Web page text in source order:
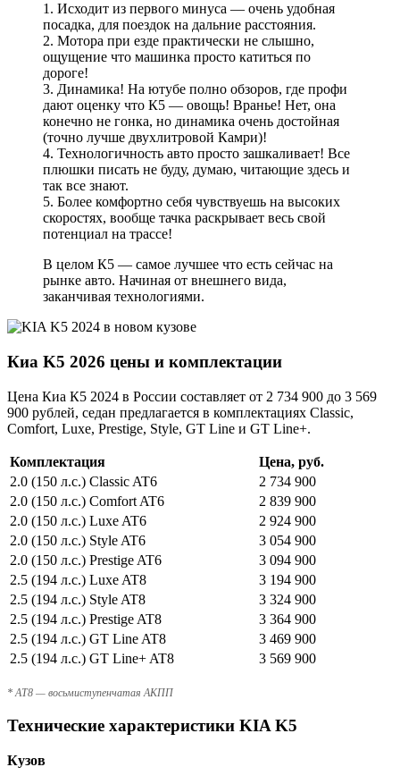
1. Исходит из первого минуса — очень удобная
посадка, для поездок на дальние расстояния.
2. Мотора при езде практически не слышно,
ощущение что машинка просто катиться по
дороге!
3. Динамика! На ютубе полно обзоров, где профи
дают оценку что К5 — овощь! Вранье! Нет, она
конечно не гонка, но динамика очень достойная
(точно лучше двухлитровой Камри)!
4. Технологичность авто просто зашкаливает! Все
плюшки писать не буду, думаю, читающие здесь и
так все знают.
5. Более комфортно себя чувствуешь на высоких
скоростях, вообще тачка раскрывает весь свой
потенциал на трассе!
В целом К5 — самое лучшее что есть сейчас на
рынке авто. Начиная от внешнего вида,
заканчивая технологиями.
Киа K5 2026 цены и комплектации
Цена Киа К5 2024 в России составляет от 2 734 900 до 3 569
900 рублей, седан предлагается в комплектациях Classic,
Comfort, Luxe, Prestige, Style, GT Line и GT Line+.
Комплектация
Цена, руб.
2.0 (150 л.с.) Classic AT6
2 734 900
2.0 (150 л.с.) Comfort AT6
2 839 900
2.0 (150 л.с.) Luxe AT6
2 924 900
2.0 (150 л.с.) Style AT6
3 054 900
2.0 (150 л.с.) Prestige AT6
3 094 900
2.5 (194 л.с.) Luxe AT8
3 194 900
2.5 (194 л.с.) Style AT8
3 324 900
2.5 (194 л.с.) Prestige AT8
3 364 900
2.5 (194 л.с.) GT Line AT8
3 469 900
2.5 (194 л.с.) GT Line+ AT8
3 569 900
* AT8 — восьмиступенчатая АКПП
Технические характеристики KIA K5
Кузов